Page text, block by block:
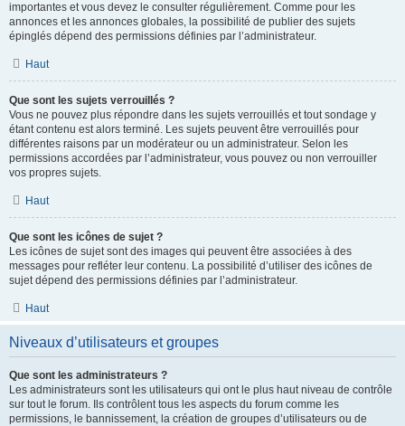
importantes et vous devez le consulter régulièrement. Comme pour les
annonces et les annonces globales, la possibilité de publier des sujets
épinglés dépend des permissions définies par l’administrateur.
Haut
Que sont les sujets verrouillés ?
Vous ne pouvez plus répondre dans les sujets verrouillés et tout sondage y
étant contenu est alors terminé. Les sujets peuvent être verrouillés pour
différentes raisons par un modérateur ou un administrateur. Selon les
permissions accordées par l’administrateur, vous pouvez ou non verrouiller
vos propres sujets.
Haut
Que sont les icônes de sujet ?
Les icônes de sujet sont des images qui peuvent être associées à des
messages pour refléter leur contenu. La possibilité d’utiliser des icônes de
sujet dépend des permissions définies par l’administrateur.
Haut
Niveaux d’utilisateurs et groupes
Que sont les administrateurs ?
Les administrateurs sont les utilisateurs qui ont le plus haut niveau de contrôle
sur tout le forum. Ils contrôlent tous les aspects du forum comme les
permissions, le bannissement, la création de groupes d’utilisateurs ou de